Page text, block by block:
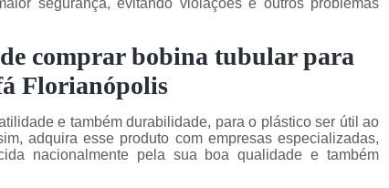
comprar bobina tubular para
Florianópolis
e também durabilidade, para o plástico ser útil ao
adquira esse produto com empresas especializadas,
nacionalmente pela sua boa qualidade e também